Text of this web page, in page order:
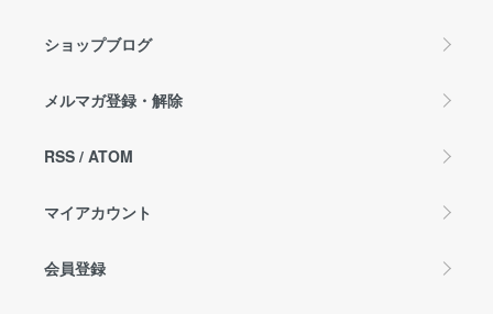
ショップブログ
メルマガ登録・解除
RSS / ATOM
マイアカウント
会員登録